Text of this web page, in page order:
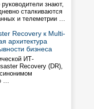
знают,
сталкиваются
и телеметрии …
Recovery к Multi-
архитектура
бизнеса
ИТ-
Recovery (DR),
…